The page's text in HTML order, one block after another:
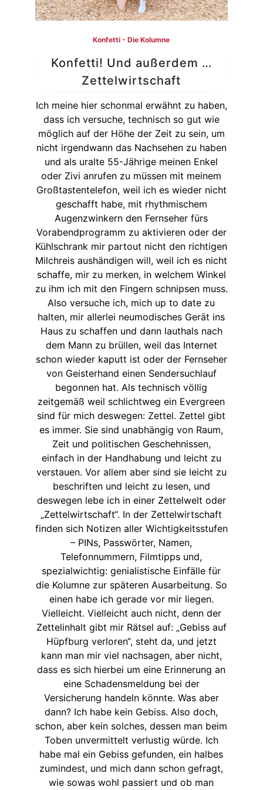
Konfetti - Die Kolumne
Konfetti! Und außerdem …
Zettelwirtschaft
Ich meine hier schonmal erwähnt zu haben,
dass ich versuche, technisch so gut wie
möglich auf der Höhe der Zeit zu sein, um
nicht irgendwann das Nachsehen zu haben
und als uralte 55-Jährige meinen Enkel
oder Zivi anrufen zu müssen mit meinem
Großtastentelefon, weil ich es wieder nicht
geschafft habe, mit rhythmischem
Augenzwinkern den Fernseher fürs
Vorabendprogramm zu aktivieren oder der
Kühlschrank mir partout nicht den richtigen
Milchreis aushändigen will, weil ich es nicht
schaffe, mir zu merken, in welchem Winkel
zu ihm ich mit den Fingern schnipsen muss.
Also versuche ich, mich up to date zu
halten, mir allerlei neumodisches Gerät ins
Haus zu schaffen und dann lauthals nach
dem Mann zu brüllen, weil das Internet
schon wieder kaputt ist oder der Fernseher
von Geisterhand einen Sendersuchlauf
begonnen hat. Als technisch völlig
zeitgemäß weil schlichtweg ein Evergreen
sind für mich deswegen: Zettel. Zettel gibt
es immer. Sie sind unabhängig von Raum,
Zeit und politischen Geschehnissen,
einfach in der Handhabung und leicht zu
verstauen. Vor allem aber sind sie leicht zu
beschriften und leicht zu lesen, und
deswegen lebe ich in einer Zettelwelt oder
„Zettelwirtschaft“. In der Zettelwirtschaft
finden sich Notizen aller Wichtigkeitsstufen
– PINs, Passwörter, Namen,
Telefonnummern, Filmtipps und,
spezialwichtig: genialistische Einfälle für
die Kolumne zur späteren Ausarbeitung. So
einen habe ich gerade vor mir liegen.
Vielleicht. Vielleicht auch nicht, denn der
Zettelinhalt gibt mir Rätsel auf: „Gebiss auf
Hüpfburg verloren“, steht da, und jetzt
kann man mir viel nachsagen, aber nicht,
dass es sich hierbei um eine Erinnerung an
eine Schadensmeldung bei der
Versicherung handeln könnte. Was aber
dann? Ich habe kein Gebiss. Also doch,
schon, aber kein solches, dessen man beim
Toben unvermittelt verlustig würde. Ich
habe mal ein Gebiss gefunden, ein halbes
zumindest, und mich dann schon gefragt,
wie sowas wohl passiert und ob man